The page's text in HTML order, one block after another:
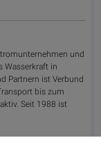
und
Wasserkraft in
Partnern ist Verbund
bis zum
Seit 1988 ist